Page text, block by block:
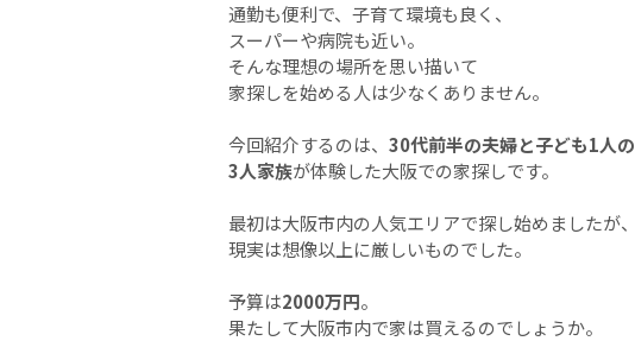
通勤も便利で、子育て環境も良く、
スーパーや病院も近い。
そんな理想の場所を思い描いて
家探しを始める人は少なくありません。
今回紹介するのは、 30代前半の夫婦と子ども1人の
3人家族が体験した大阪での家探しです。
最初は大阪市内の人気エリアで探し始めましたが、
現実は想像以上に厳しいものでした。
予算は2000万円。
果たして大阪市内で家は買えるのでしょうか。